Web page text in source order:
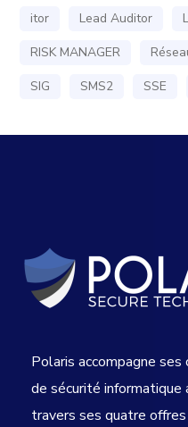
itor
Lead Auditor
RISK MANAGER
SIG
SMS2 SSE
Polaris accompagne
de sécurité informatique
travers ses quatre